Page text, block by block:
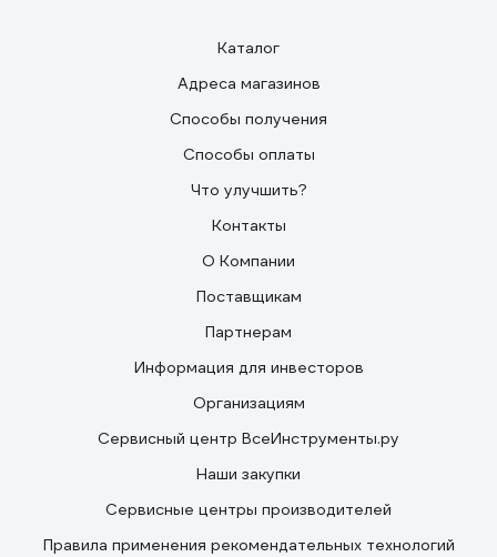
Каталог
Адреса магазинов
Способы получения
Способы оплаты
Что улучшить?
Контакты
О Компании
Поставщикам
Партнерам
Информация для инвесторов
Организациям
Сервисный центр ВсеИнструменты.ру
Наши закупки
Сервисные центры производителей
Правила применения рекомендательных технологий